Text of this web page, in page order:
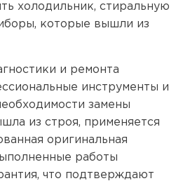
холодильник, стиральную
которые вышли из
и ремонта
инструменты и
замены
из строя, применяется
оригинальная
работы
что подтверждают